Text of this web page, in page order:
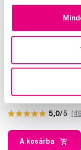
2 990 Ft
5,0/5
A kosárba